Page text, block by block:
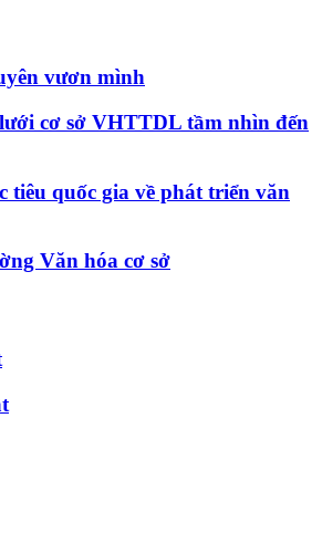
vươn mình
cơ sở VHTTDL tầm nhìn đến
tiêu quốc gia về phát triển văn
Văn hóa cơ sở